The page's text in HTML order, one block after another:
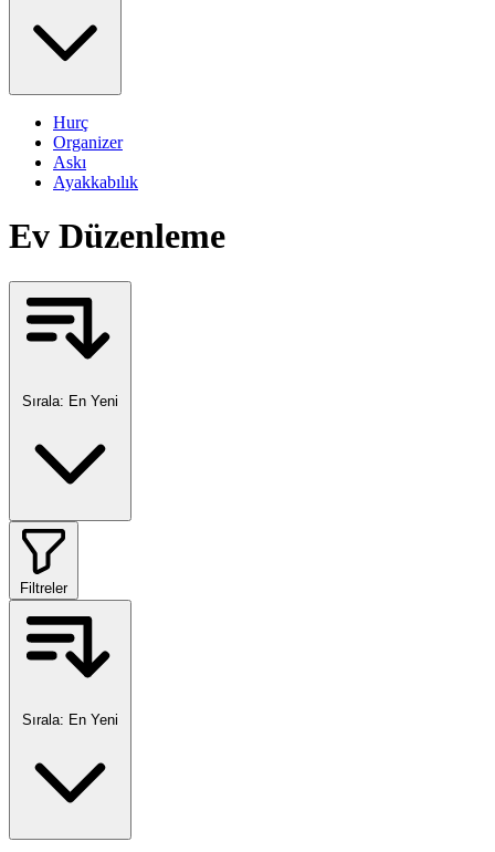
Hurç
Organizer
Askı
Ayakkabılık
Ev Düzenleme
Sırala: En Yeni
Filtreler
Sırala: En Yeni